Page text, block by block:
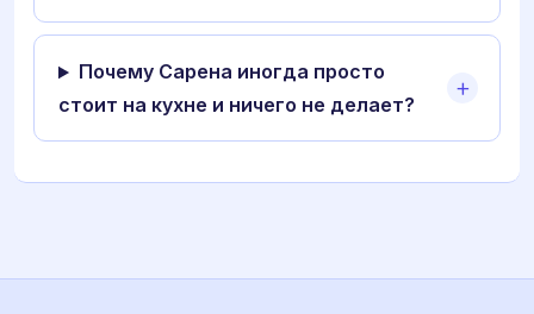
Почему Сарена иногда просто
стоит на кухне и ничего не делает?